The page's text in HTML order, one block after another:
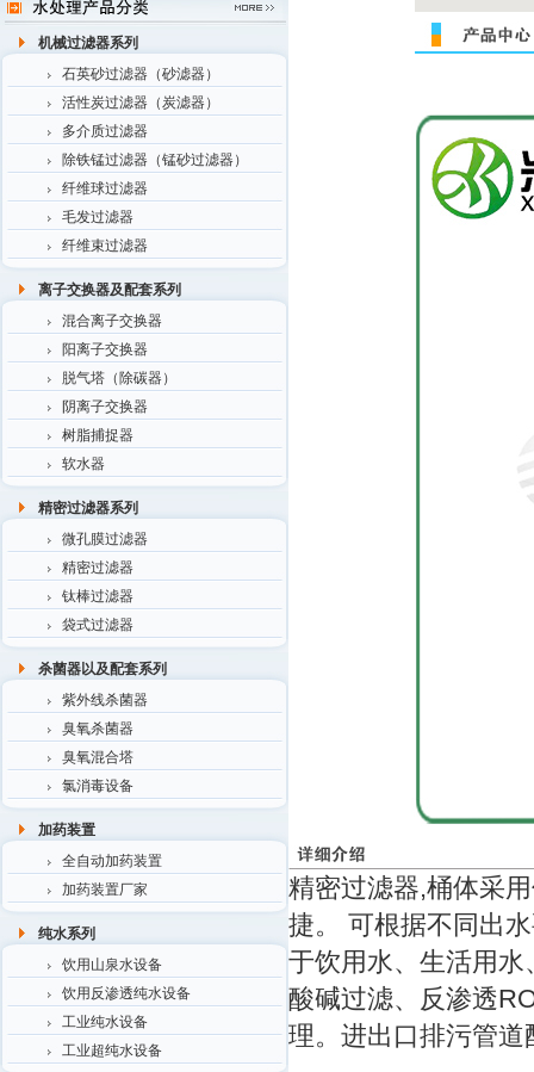
机械过滤器系列
石英砂过滤器（砂滤器）
活性炭过滤器（炭滤器）
多介质过滤器
除铁锰过滤器（锰砂过滤器）
纤维球过滤器
毛发过滤器
纤维束过滤器
离子交换器及配套系列
混合离子交换器
阳离子交换器
脱气塔（除碳器）
阴离子交换器
树脂捕捉器
软水器
精密过滤器系列
微孔膜过滤器
精密过滤器
钛棒过滤器
袋式过滤器
杀菌器以及配套系列
紫外线杀菌器
臭氧杀菌器
臭氧混合塔
氯消毒设备
加药装置
全自动加药装置
加药装置厂家
纯水系列
饮用山泉水设备
饮用反渗透纯水设备
工业纯水设备
工业超纯水设备
精密过滤器,桶体采
捷。 可根据不同出
于饮用水、生活用
酸碱过滤、反渗透
理。进出口排污管